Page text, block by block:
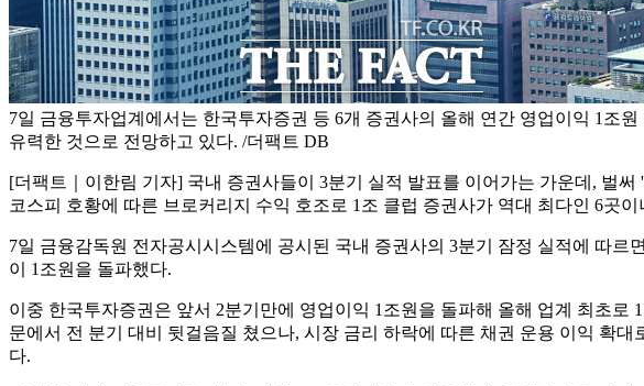
7일 금융투자업계에서는 한국투자증권 등 6개 증권사의 올해 연간 영업이익 1조원
유력한 것으로 전망하고 있다. /더팩트 DB
[더팩트｜이한림 기자] 국내 증권사들이 3분기 실적 발표를 이어가는 가운데, 벌
코스피 호황에 따른 브로커리지 수익 호조로 1조 클럽 증권사가 역대 최다인 6곳
7일 금융감독원 전자공시시스템에 공시된 국내 증권사의 3분기 잠정 실적에 따
이 1조원을 돌파했다.
이중 한국투자증권은 앞서 2분기만에 영업이익 1조원을 돌파해 올해 업계 최초
문에서 전 분기 대비 뒷걸음질 쳤으나, 시장 금리 하락에 따른 채권 운용 이익 확
다.